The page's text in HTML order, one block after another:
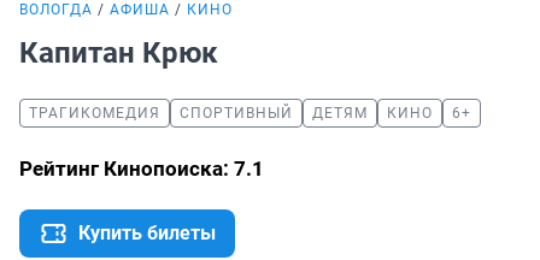
ВОЛОГДА АФИША КИНО
Капитан Крюк
ТРАГИКОМЕДИЯ СПОРТИВНЫЙ ДЕТЯМ КИНО 6+
Рейтинг Кинопоиска: 7.1
Купить билеты